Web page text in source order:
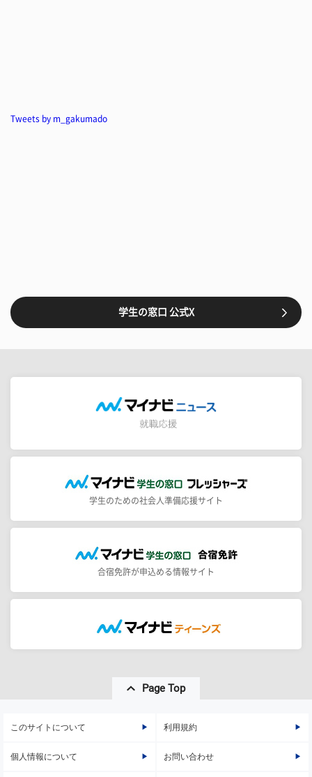
Tweets by m_gakumado
学生の窓口 公式X
学生のための社会人準備応援サイト
合宿免許が申込める情報サイト
Page Top
このサイトについて 利用規約
個人情報について お問い合わせ